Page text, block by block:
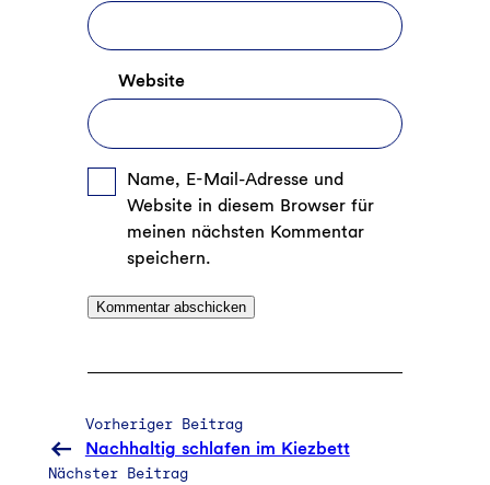
Website
Name, E-Mail-Adresse und
Website in diesem Browser für
meinen nächsten Kommentar
speichern.
Vorheriger Beitrag
Nachhaltig schlafen im Kiezbett
Nächster Beitrag